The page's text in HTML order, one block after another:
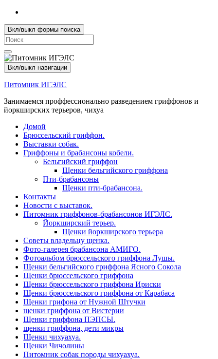
Вкл/выкл формы поиска
Search
for:
Вкл/выкл навигации
Питомник ИГЭЛС
Занимаемся проффессионально разведением гриффонов и
йоркширских терьеров, чихуа
Домой
Брюссельский гриффон.
Выставки собак.
Гриффоны и брабансоны кобели.
Бельгийский гриффон
Щенки бельгийского гриффона
Пти-брабансоны
Щенки пти-брабансона.
Контакты
Новости с выставок.
Питомник гриффонов-брабансонов ИГЭЛС.
Йоркширский терьер.
Щенки йоркширского терьера
Советы владельцу щенка.
Фото-галерея брабансона АМИГО.
Фотоальбом брюссельского гриффона Лушы.
Щенки бельгийского гриффона Ясного Сокола
Щенки брюссельского гриффона
Щенки брюссельского гриффона Ириски
Щенки брюссельского гриффона от Карабаса
Щенки грифона от Нужной Штучки
щенки гриффона от Вистерии
Щенки гриффона ПЭПСЫ.
щенки гриффона, дети микры
Щенки чихуахуа.
Щенки Чичолины
Питомник собак породы чихуахуа.